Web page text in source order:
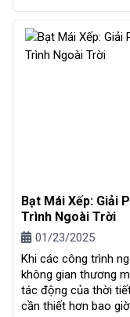
Bạt Mái Xếp: Giải
Trình Ngoài Trời
01/23/2025
Khi các công trình
không gian thương
tác động của thời
cần thiết hơn bao